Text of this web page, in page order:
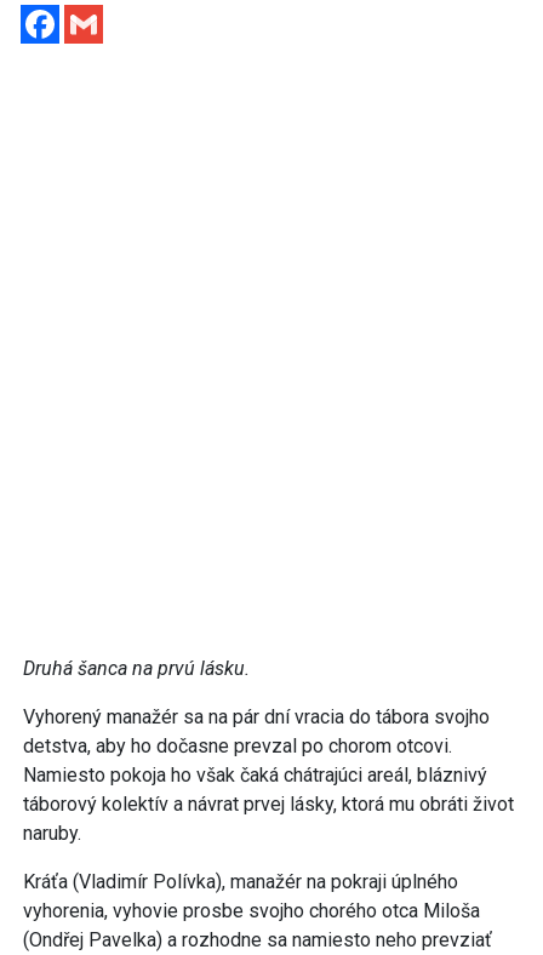
Facebook
Druhá šanca na prvú lásku.
Vyhorený manažér sa na pár dní vracia do tábora svojho
detstva, aby ho dočasne prevzal po chorom otcovi.
Namiesto pokoja ho však čaká chátrajúci areál, bláznivý
táborový kolektív a návrat prvej lásky, ktorá mu obráti život
naruby.
Kráťa (Vladimír Polívka), manažér na pokraji úplného
vyhorenia, vyhovie prosbe svojho chorého otca Miloša
(Ondřej Pavelka) a rozhodne sa namiesto neho prevziať